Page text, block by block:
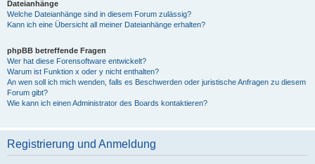
Dateianhänge
Welche Dateianhänge sind in diesem Forum zulässig?
Kann ich eine Übersicht all meiner Dateianhänge erhalten?
phpBB betreffende Fragen
Wer hat diese Forensoftware entwickelt?
Warum ist Funktion x oder y nicht enthalten?
An wen soll ich mich wenden, falls es Beschwerden oder juristische Anfragen zu diesem
Forum gibt?
Wie kann ich einen Administrator des Boards kontaktieren?
Registrierung und Anmeldung